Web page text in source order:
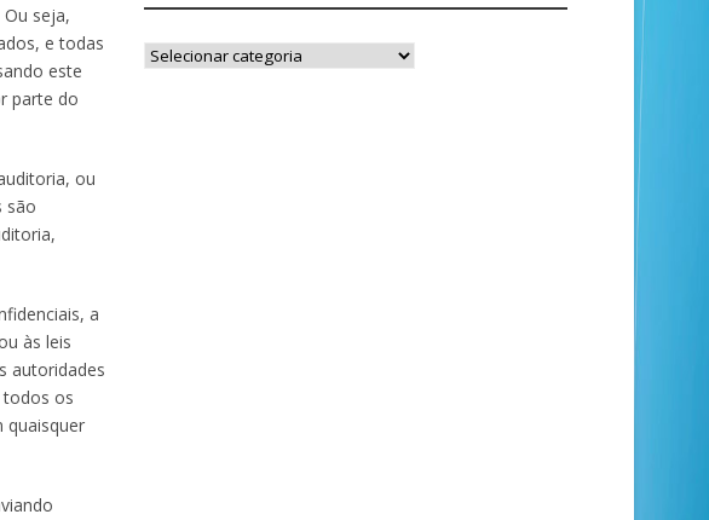
seja,
e todas
este
parte do
ou
são
a
às leis
autoridades
todos os
quaisquer
Notícias